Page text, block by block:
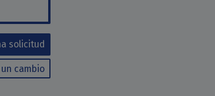
solicitud
cambio